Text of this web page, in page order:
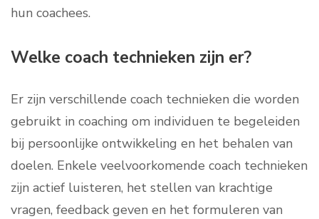
hun coachees.
Welke coach technieken zijn er?
Er zijn verschillende coach technieken die worden
gebruikt in coaching om individuen te begeleiden
bij persoonlijke ontwikkeling en het behalen van
doelen. Enkele veelvoorkomende coach technieken
zijn actief luisteren, het stellen van krachtige
vragen, feedback geven en het formuleren van